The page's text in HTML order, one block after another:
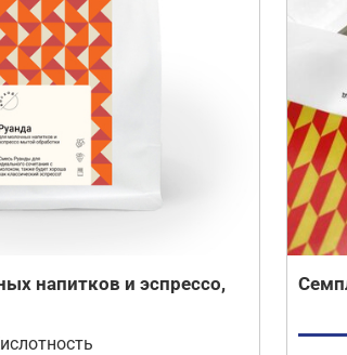
напитков и эспрессо,